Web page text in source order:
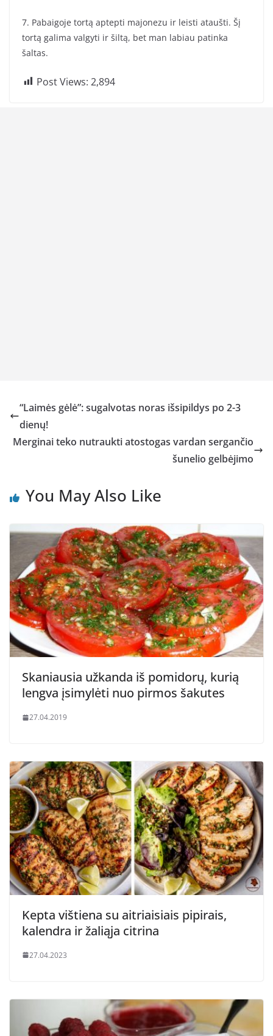
7. Pabaigoje tortą aptepti majonezu ir leisti ataušti. Šį
tortą galima valgyti ir šiltą, bet man labiau patinka
šaltas.
Post Views: 2,894
“Laimės gėlė”: sugalvotas noras išsipildys po 2-3
dienų!
Merginai teko nutraukti atostogas vardan sergančio
šunelio gelbėjimo
You May Also Like
Skaniausia užkanda iš pomidorų, kurią
lengva įsimylėti nuo pirmos šakutes
27.04.2019
Kepta vištiena su aitriaisiais pipirais,
kalendra ir žaliąja citrina
27.04.2023